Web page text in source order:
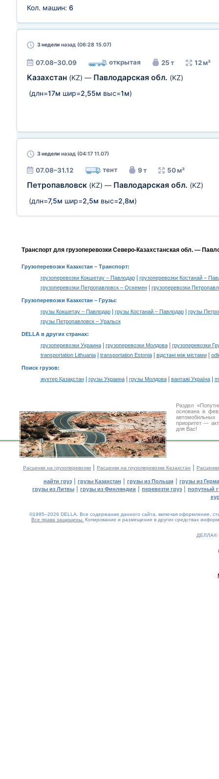
Кол. машин: 6
3 недели назад (06:28 15.07)
07.08–30.09 открытая 25 т 12 м³
Казахстан (KZ) — Павлодарская обл. (KZ)
(длн=17м шир=2,55м выс=1м)
3 недели назад (04:17 11.07)
07.08–31.12 тент 9 т 50 м³
Петропавловск (KZ) — Павлодарская обл. (KZ)
(длн=7,5м шир=2,5м выс=2,8м)
Транспорт для грузоперевозки Северо-Казахстанская обл. —
Грузоперевозки Казахстан – Транспорт:
грузоперевозки Кокшетау – Павлодар|
грузоперевозки Костанай –
грузоперевозки Петропавловск – Оскемен| грузоперевозки
Грузоперевозки Казахстан – Грузы:
грузы Кокшетау – Павлодар| грузы Костанай – Павлодар|
грузы
грузы Петропавловск – Уральск
DELLA в других странах:
грузоперевозки Украина| грузоперевозки Молдова|
грузоперевозки
transportation Lithuania| transportation Estonia| відстані між містами|
Поиск грузов:
жүктер Қазақстан| грузы Украина| грузы Молдова| вантажі Україна|
Раздел
основана в
приоритет —
для Вас!
Расценки на грузоперевозки | Расценки на грузоперевозки Казахстан |
найти груз| грузы Казахстан | грузы из Польши | грузы из
грузы из Литвы | грузы из Финляндии | перевезти груз | попутный
©1995–2026 DELLA. Все содержание данного сайта, включая оформление,
Все права защищены. Копирование и размещение в других средствах